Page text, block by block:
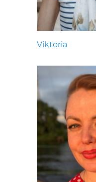
Viktoria